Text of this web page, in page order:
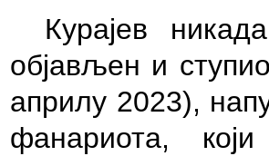
Курајев
објављен и
априлу 2023),
фанариота,